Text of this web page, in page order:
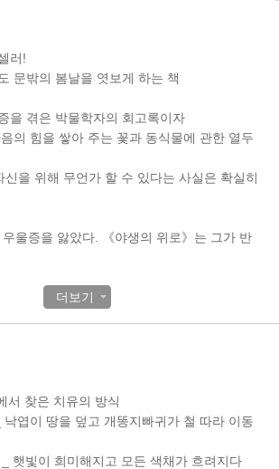
러!
문밖의 봄날을 엿보게 하는 책
을 겪은 박물학자의 회고록이자
의 힘을 쌓아 주는 꽃과 동식물에 관한 열두
신을 위해 무언가 할 수 있다는 사실은 확실히
울증을 앓았다. 《야생의 위로》는 그가 반
더보기
서 찾은 치유의 방식
낙엽이 땅을 덮고 개똥지빠귀가 철 따라 이동
_ 햇빛이 희미해지고 모든 색채가 흐려지다